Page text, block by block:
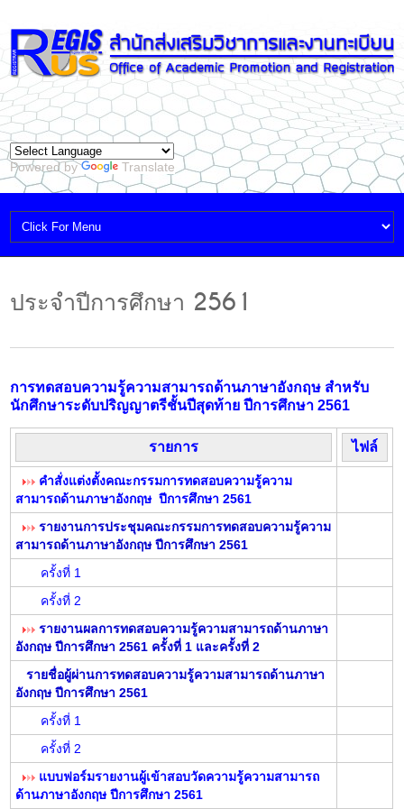
Powered by Translate
ประจำปีการศึกษา 2561
การทดสอบความรู้ความสามารถด้านภาษาอังกฤษ สำหรับ
นักศึกษาระดับปริญญาตรีชั้นปีสุดท้าย ปีการศึกษา 2561
รายการ ไฟล์
คำสั่งแต่งตั้งคณะกรรมการทดสอบความรู้ความ
สามารถด้านภาษาอังกฤษ ปีการศึกษา 2561
รายงานการประชุมคณะกรรมการทดสอบความรู้ความ
สามารถด้านภาษาอังกฤษ ปีการศึกษา 2561
ครั้งที่ 1
ครั้งที่ 2
รายงานผลการทดสอบความรู้ความสามารถด้านภาษา
อังกฤษ ปีการศึกษา 2561 ครั้งที่ 1 และครั้งที่ 2
รายชื่อผู้ผ่านการทดสอบความรู้ความสามารถด้านภาษา
อังกฤษ ปีการศึกษา 2561
ครั้งที่ 1
ครั้งที่ 2
แบบฟอร์มรายงานผู้เข้าสอบวัดความรู้ความสามารถ
ด้านภาษาอังกฤษ ปีการศึกษา 2561